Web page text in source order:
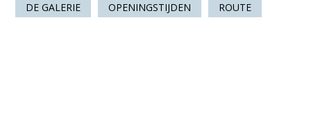
DE GALERIE OPENINGSTIJDEN ROUTE